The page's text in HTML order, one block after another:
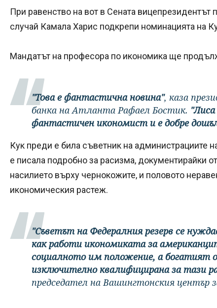
При равенство на вот в Сената вицепрезидентът
случай Камала Харис подкрепи номинацията на
Мандатът на професора по икономика ще
"Това е фантастична новина", каза
банка на Атланта Рафаел Бостик.
фантастичен икономист и е добре
Кук преди е била съветник на администрациите
е писала подробно за расизма, документирайки
насилието върху чернокожите, и половото
икономическия растеж.
"Съветът на Федералния резерв се
как работи икономиката за
социалното им положение, а богатият
изключително квалифицирана за тази
председател на Вашингтонския център